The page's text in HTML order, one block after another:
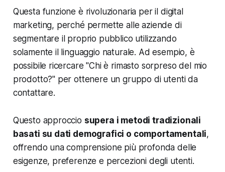
Questa funzione è rivoluzionaria per il digital
marketing, perché permette alle aziende di
segmentare il proprio pubblico utilizzando
solamente il linguaggio naturale. Ad esempio, è
possibile ricercare "Chi è rimasto sorpreso del mio
prodotto?" per ottenere un gruppo di utenti da
contattare.
Questo approccio supera i metodi tradizionali
basati su dati demografici o comportamentali,
offrendo una comprensione più profonda delle
esigenze, preferenze e percezioni degli utenti.